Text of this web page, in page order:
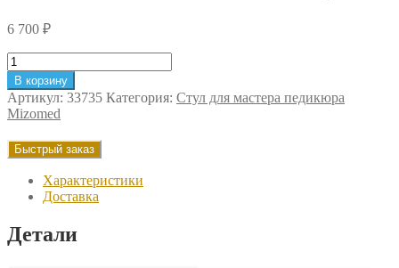
6 700 ₽
Количество
товара
Стул-
седло
для
мастера
Mizomed
без
В корзину
Артикул: 33735 Категория: Стул для мастера педикюра
Mizomed
Быстрый заказ
Характеристики
Доставка
Детали